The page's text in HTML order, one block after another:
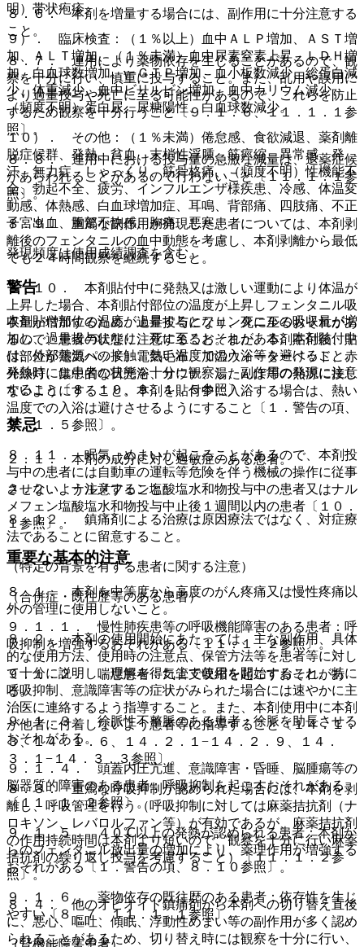
８．６． 本剤を増量する場合には、副作用に十分注意する
こと。
８．７． 連用により薬物依存を生じることがあるので、観
察を十分に行い、慎重に投与すること。また、乱用や誤用に
より過量投与や死亡に至る可能性があるので、これらを防止
するため観察を十分行うこと〔９．１．６、１１．１．１参
照〕。
８．８． 連用中における投与量の急激な減量は、退薬症候
があらわれることがあるので行わないこと〔１１．１．１参
照〕。
８．９． 重篤な副作用が発現した患者については、本剤剥
離後のフェンタニルの血中動態を考慮し、本剤剥離から最低
でも２４時間観察を継続すること。
８．１０． 本剤貼付中に発熱又は激しい運動により体温が
上昇した場合、本剤貼付部位の温度が上昇しフェンタニル吸
収量が増加するため、過量投与になり、死に至るおそれがあ
るので、患者の状態に注意すること。また、本剤貼付後、貼
付部位が電気パッド、電気毛布、加温ウォーターベッド、赤
外線灯、集中的な日光浴、サウナ、湯たんぽ等の熱源に接し
ないようにすること。本剤を貼付中に入浴する場合は、熱い
温度での入浴は避けさせるようにすること〔１．警告の項、
９．１．５参照〕。
８．１１． 眠気、めまいが起こることがあるので、本剤投
与中の患者には自動車の運転等危険を伴う機械の操作に従事
させないよう注意すること。
８．１２． 鎮痛剤による治療は原因療法ではなく、対症療
法であることに留意すること。
（特定の背景を有する患者に関する注意）
（合併症・既往歴等のある患者）
９．１．１． 慢性肺疾患等の呼吸機能障害のある患者：呼
吸抑制を増強するおそれがある〔１１．１．２参照〕。
９．１．２． 喘息患者：気管支収縮を起こすおそれがあ
る。
９．１．３． 徐脈性不整脈のある患者：徐脈を助長させる
おそれがある。
９．１．４． 頭蓋内圧亢進、意識障害・昏睡、脳腫瘍等の
脳器質的障害のある患者：呼吸抑制を起こすおそれがある
〔１１．１．２参照〕。
９．１．５． ４０℃以上の発熱が認められる患者：本剤か
らのフェンタニル放出量の増加により、薬理作用が増強する
おそれがある〔１．警告の項、８．１０参照〕。
９．１．６． 薬物依存の既往歴のある患者：依存性を生じ
やすい〔８．７、１１．１．１参照〕。
明）帯状疱疹。
９）． 臨床検査：（１％以上）血中ＡＬＰ増加、ＡＳＴ増
加、ＡＬＴ増加、（１％未満）血中尿素窒素上昇、ＬＤＨ増
加、白血球数増加、γ−ＧＴＰ増加、血小板数減少、総蛋白減
少、体重減少、血中ビリルビン増加、血中カリウム減少、
（頻度不明）蛋白尿、尿糖陽性、白血球数減少。
１０）． その他：（１％未満）倦怠感、食欲減退、薬剤離
脱症候群、発熱、貧血、末梢性浮腫、筋痙縮、異常感、発
汗、無力症、しゃっくり、筋骨格痛、（頻度不明）性機能不
全、勃起不全、疲労、インフルエンザ様疾患、冷感、体温変
動感、体熱感、白血球増加症、耳鳴、背部痛、四肢痛、不正
子宮出血、胸部不快感、胸痛、悪寒。
発現頻度は使用成績調査を含む。
警告
本剤貼付部位の温度が上昇するとフェンタニルの吸収量が増
加し、過量投与になり、死に至るおそれがある。本剤貼付中
は、外部熱源への接触、熱い温度での入浴等を避けること。
発熱時には患者の状態を十分に観察し、副作用の発現に注意
すること〔８．１０、９．１．５参照〕。
禁忌
２．１． 本剤の成分に対し過敏症のある患者。
２．２． ナルメフェン塩酸塩水和物投与中の患者又はナル
メフェン塩酸塩水和物投与中止後１週間以内の患者〔１０．
１参照〕。
重要な基本的注意
８．１． 本剤を中等度から高度のがん疼痛又は慢性疼痛以
外の管理に使用しないこと。
８．２． 本剤の使用開始にあたっては、主な副作用、具体
的な使用方法、使用時の注意点、保管方法等を患者等に対し
て十分に説明し、理解を得た上で使用を開始すること。特に
呼吸抑制、意識障害等の症状がみられた場合には速やかに主
治医に連絡するよう指導すること。また、本剤使用中に本剤
が他者に付着しないよう患者等に指導すること〔１４．１．
３、１４．１．６、１４．２．１−１４．２．９、１４．
３．１−１４．３．３参照〕。
８．３． 重篤な呼吸抑制が認められた場合には、本剤を剥
離し、呼吸管理を行う（呼吸抑制に対しては麻薬拮抗剤（ナ
ロキソン、レバロルファン等）が有効であるが、麻薬拮抗剤
の作用持続時間は本剤より短いので、観察を十分に行い麻薬
拮抗剤の繰り返し投与を考慮すること）〔１１．１．２参
照〕。
８．４． 他のオピオイド鎮痛剤から本剤への切り替え直後
に、悪心、嘔吐、傾眠、浮動性めまい等の副作用が多く認め
られることがあるため、切り替え時には観察を十分に行い、